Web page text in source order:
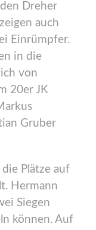
Dreher
auch
Einrümpfer.
in die
von
20er JK
Gruber
Plätze auf
Hermann
Siegen
können. Auf